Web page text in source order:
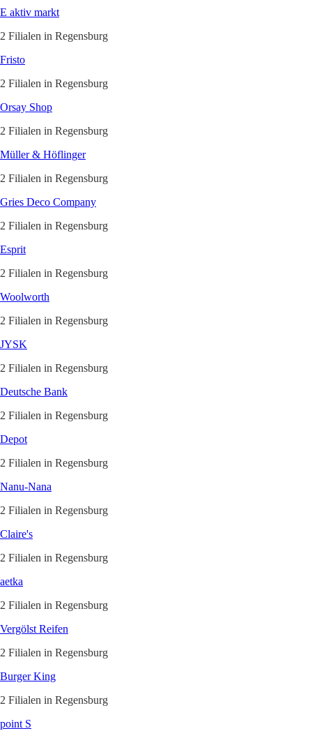
E aktiv markt
2 Filialen in Regensburg
Fristo
2 Filialen in Regensburg
Orsay Shop
2 Filialen in Regensburg
Müller & Höflinger
2 Filialen in Regensburg
Gries Deco Company
2 Filialen in Regensburg
Esprit
2 Filialen in Regensburg
Woolworth
2 Filialen in Regensburg
JYSK
2 Filialen in Regensburg
Deutsche Bank
2 Filialen in Regensburg
Depot
2 Filialen in Regensburg
Nanu-Nana
2 Filialen in Regensburg
Claire's
2 Filialen in Regensburg
aetka
2 Filialen in Regensburg
Vergölst Reifen
2 Filialen in Regensburg
Burger King
2 Filialen in Regensburg
point S